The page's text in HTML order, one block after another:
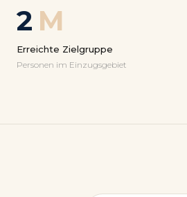
2 M
Erreichte Zielgruppe
Personen im Einzugsgebiet